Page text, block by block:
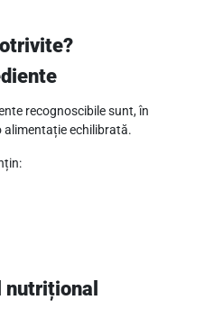
recognoscibile sunt, în
alimentație echilibrată.